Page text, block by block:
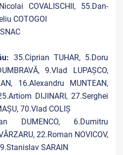
COVALISCHII, 55.Dan-
COTOGOI
35.Ciprian TUHAR, 5.Doru
9.Vlad LUPAȘCO,
16.Alexandru MUNTEAN,
DIJINARI, 27.Serghei
70.Vlad COLIȘ
6.Dumitru
22.Roman NOVICOV,
SARAIN